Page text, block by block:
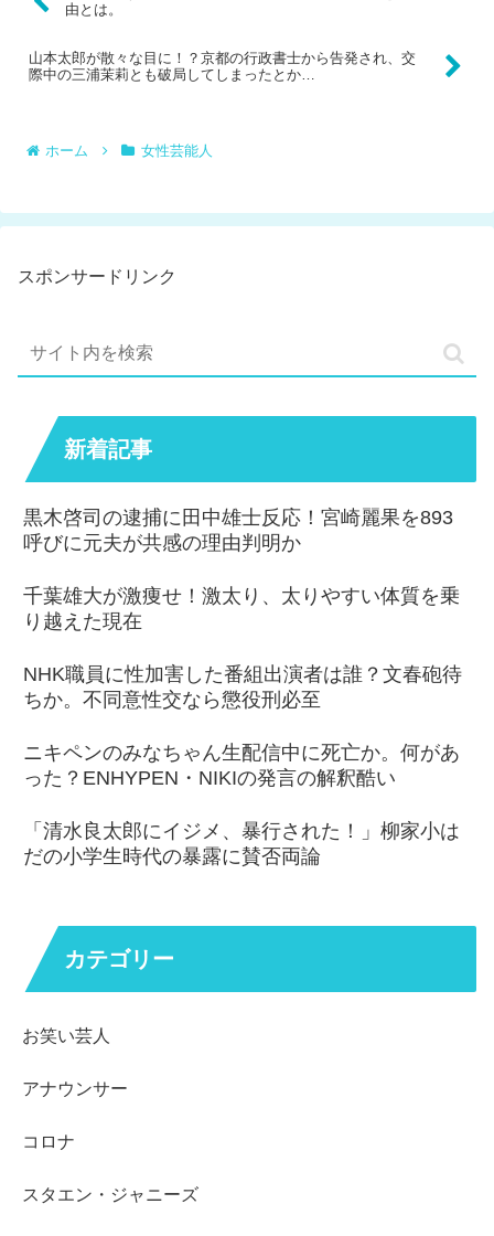
由とは。
山本太郎が散々な目に！？京都の行政書士から告発され、交
際中の三浦茉莉とも破局してしまったとか…
ホーム 女性芸能人
スポンサードリンク
新着記事
黒木啓司の逮捕に田中雄士反応！宮崎麗果を893
呼びに元夫が共感の理由判明か
千葉雄大が激痩せ！激太り、太りやすい体質を乗
り越えた現在
NHK職員に性加害した番組出演者は誰？文春砲待
ちか。不同意性交なら懲役刑必至
ニキペンのみなちゃん生配信中に死亡か。何があ
った？ENHYPEN・NIKIの発言の解釈酷い
「清水良太郎にイジメ、暴行された！」柳家小は
だの小学生時代の暴露に賛否両論
カテゴリー
お笑い芸人
アナウンサー
コロナ
スタエン・ジャニーズ